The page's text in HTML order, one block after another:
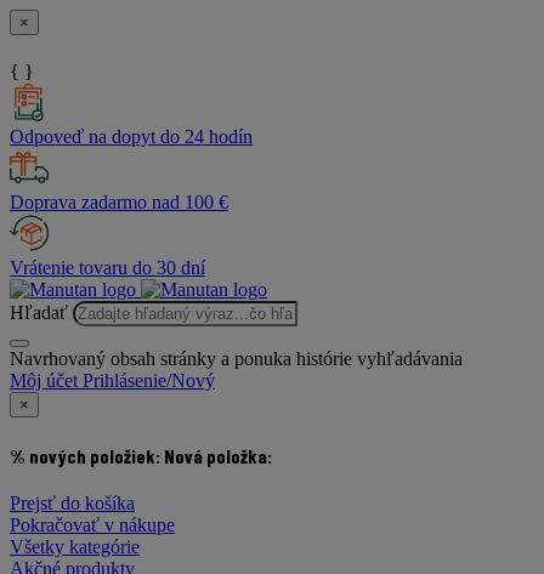
×
{ }
Odpoveď na dopyt do 24 hodín
Doprava zadarmo nad 100 €
Vrátenie tovaru do 30 dní
Hľadať
Navrhovaný obsah stránky a ponuka histórie vyhľadávania
Môj účet Prihlásenie/Nový
×
% nových položiek: Nová položka:
Prejsť do košíka
Pokračovať v nákupe
Všetky kategórie
Akčné produkty